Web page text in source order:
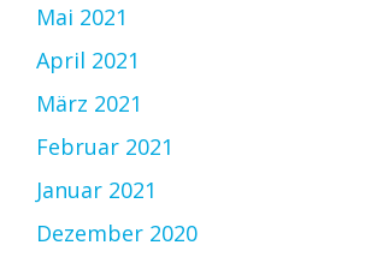
Mai 2021
April 2021
März 2021
Februar 2021
Januar 2021
Dezember 2020